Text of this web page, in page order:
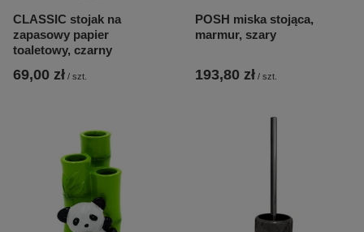
CLASSIC stojak na
zapasowy papier
toaletowy, czarny
69,00 zł / szt.
POSH miska stojąca,
marmur, szary
193,80 zł / szt.